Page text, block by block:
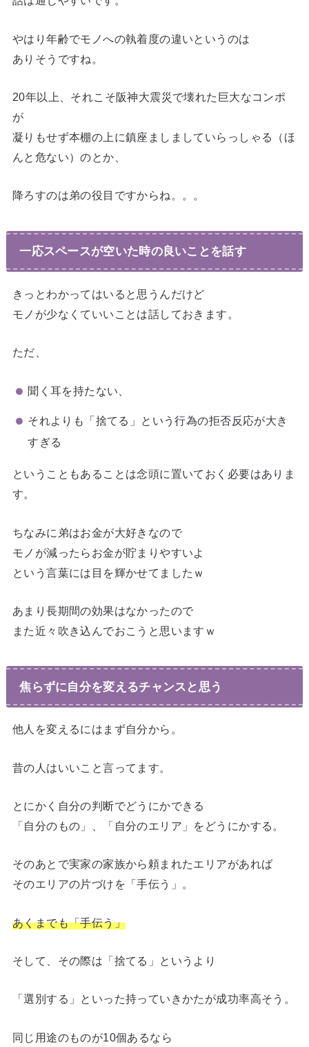
やはり年齢でモノへの執着度の違いというのは
ありそうですね。
20年以上、それこそ阪神大震災で壊れた巨大なコンポ
が
凝りもせず本棚の上に鎮座ましましていらっしゃる（ほ
んと危ない）のとか、
降ろすのは弟の役目ですからね。。。
一応スペースが空いた時の良いことを話す
きっとわかってはいると思うんだけど
モノが少なくていいことは話しておきます。
ただ、
聞く耳を持たない、
それよりも「捨てる」という行為の拒否反応が大き
すぎる
ということもあることは念頭に置いておく必要はありま
す。
ちなみに弟はお金が大好きなので
モノが減ったらお金が貯まりやすいよ
という言葉には目を輝かせてましたｗ
あまり長期間の効果はなかったので
また近々吹き込んでおこうと思いますｗ
焦らずに自分を変えるチャンスと思う
他人を変えるにはまず自分から。
昔の人はいいこと言ってます。
とにかく自分の判断でどうにかできる
「自分のもの」、「自分のエリア」をどうにかする。
そのあとで実家の家族から頼まれたエリアがあれば
そのエリアの片づけを「手伝う」。
あくまでも「手伝う」
そして、その際は「捨てる」というより
「選別する」といった持っていきかたが成功率高そう。
同じ用途のものが10個あるなら